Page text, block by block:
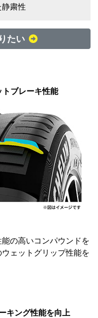
静粛性
たい
ブレーキ性能
の高いコンパウンドを
ェットグリップ性能を
キング性能を向上